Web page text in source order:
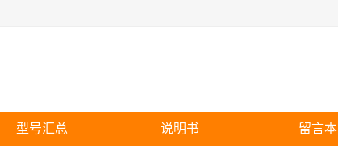
型号汇总 说明书 留言本